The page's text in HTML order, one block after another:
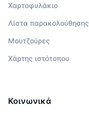
Χαρτοφυλάκιο
Λίστα παρακολούθησης
Μουτζούρες
Χάρτης ιστότοπου
Κοινωνικά